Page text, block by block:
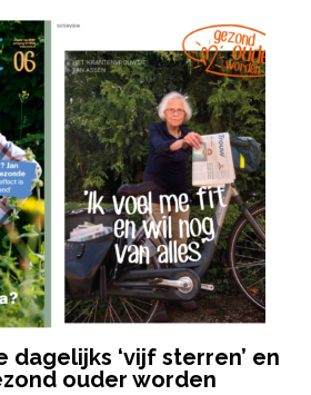
dagelijks ‘vijf sterren’ en
ouder worden